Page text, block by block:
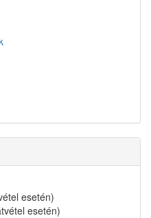
esetén)
esetén)